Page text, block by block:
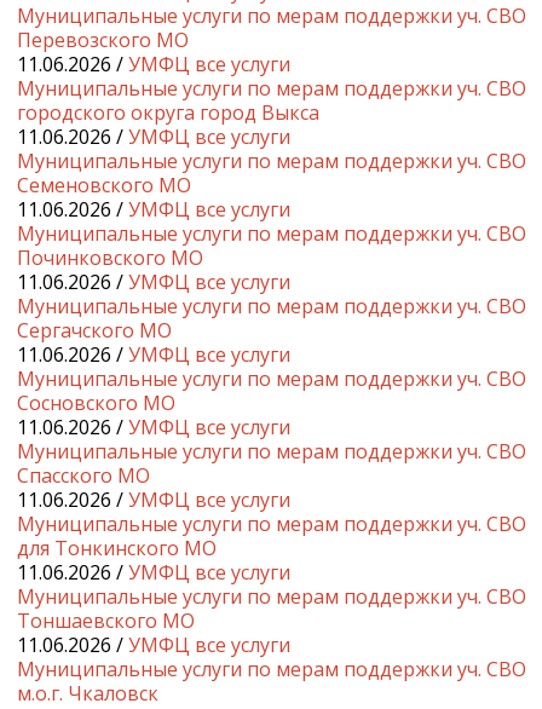
Муниципальные услуги по мерам поддержки уч. СВО
Перевозского МО
11.06.2026 /УМФЦ все услуги
Муниципальные услуги по мерам поддержки уч. СВО
городского округа город Выкса
11.06.2026 /УМФЦ все услуги
Муниципальные услуги по мерам поддержки уч. СВО
Семеновского МО
11.06.2026 /УМФЦ все услуги
Муниципальные услуги по мерам поддержки уч. СВО
Починковского МО
11.06.2026 /УМФЦ все услуги
Муниципальные услуги по мерам поддержки уч. СВО
Сергачского МО
11.06.2026 /УМФЦ все услуги
Муниципальные услуги по мерам поддержки уч. СВО
Сосновского МО
11.06.2026 /УМФЦ все услуги
Муниципальные услуги по мерам поддержки уч. СВО
Спасского МО
11.06.2026 /УМФЦ все услуги
Муниципальные услуги по мерам поддержки уч. СВО
для Тонкинского МО
11.06.2026 /УМФЦ все услуги
Муниципальные услуги по мерам поддержки уч. СВО
Тоншаевского МО
11.06.2026 /УМФЦ все услуги
Муниципальные услуги по мерам поддержки уч. СВО
м.о.г. Чкаловск